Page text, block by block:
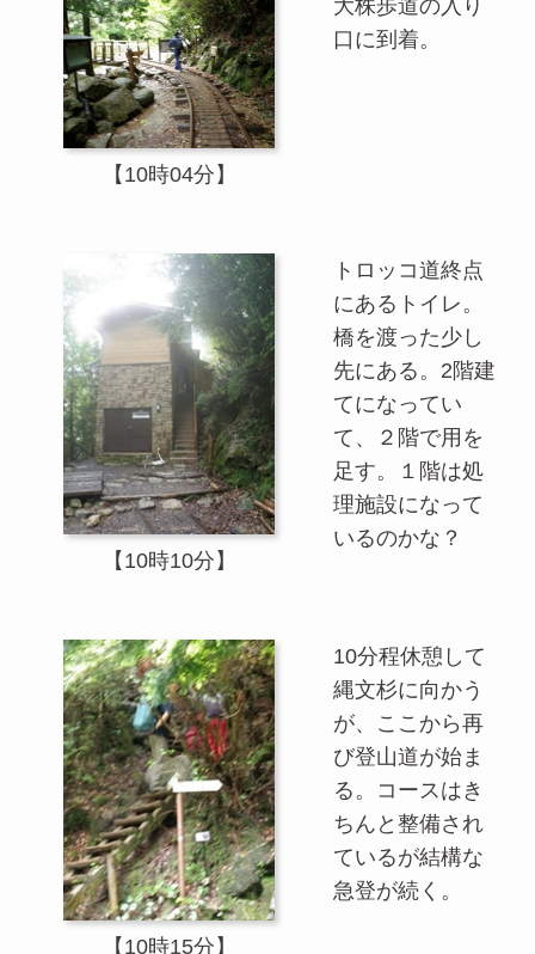
【10時04分】
大株歩道の入り
口に到着。
【10時10分】
トロッコ道終点
にあるトイレ。
橋を渡った少し
先にある。2階建
てになってい
て、２階で用を
足す。１階は処
理施設になって
いるのかな？
【10時15分】
10分程休憩して
縄文杉に向かう
が、ここから再
び登山道が始ま
る。コースはき
ちんと整備され
ているが結構な
急登が続く。